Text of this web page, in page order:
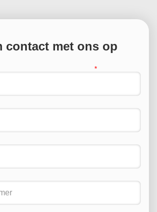
contact met ons op